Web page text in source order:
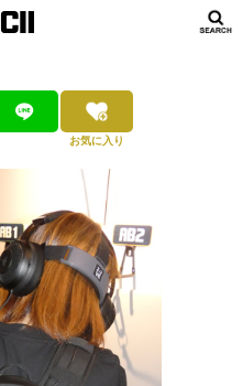
お気に入り